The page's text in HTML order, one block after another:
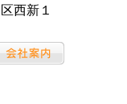
西新１